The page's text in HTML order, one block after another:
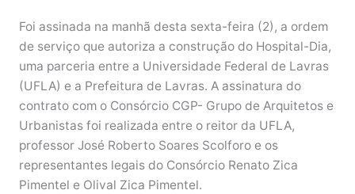
Foi assinada na manhã desta sexta-feira (2), a ordem
de serviço que autoriza a construção do Hospital-Dia,
uma parceria entre a Universidade Federal de Lavras
(UFLA) e a Prefeitura de Lavras. A assinatura do
contrato com o Consórcio CGP- Grupo de Arquitetos e
Urbanistas foi realizada entre o reitor da UFLA,
professor José Roberto Soares Scolforo e os
representantes legais do Consórcio Renato Zica
Pimentel e Olival Zica Pimentel.